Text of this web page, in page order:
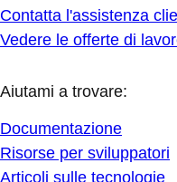
Contatta l'assistenza
Vedere le offerte di
Aiutami a trovare:
Documentazione
Risorse per sviluppatori
Articoli sulle tecnologie